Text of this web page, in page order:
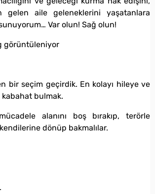
gelen aile geleneklerini yaşatanlara
Var olun! Sağ olun!
bir seçim geçirdik. En kolayı hileye ve
kabahat bulmak.
alanını boş bırakıp, terörle
dönüp bakmalılar.